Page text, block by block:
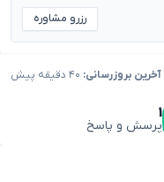
آخرین بروزرسانی:
۱
پرسش و پاسخ
رزرو مشاوره